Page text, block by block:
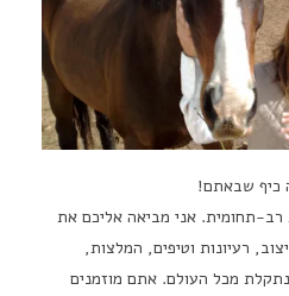
כיף שבאתם!
רב-תחומית. אני מביאה אליכם את
רעיונות וטיפים, המלצות,
נתקלת מכל העולם. אתם מוזמנים